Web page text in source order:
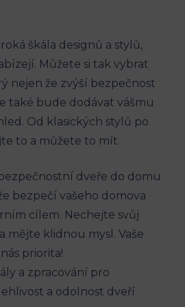
škála designů a stylů,
Můžete si tak vybrat
nejen že zvýší bezpečnost
také bude dodávat vášmu
Od klasických stylů po
to a můžete to mít.
dveře do domu
bezpečí vašeho domova
cílem. Nechejte svůj
mějte klidnou mysl. Vaše
priorita!